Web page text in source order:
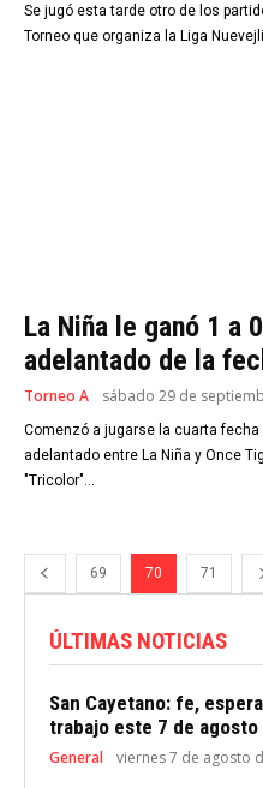
Se jugó esta tarde otro de los
Torneo que organiza la Liga
La Niña le ganó 1 a
adelantado de la
Torneo A sábado 29 de
Comenzó a jugarse la cuarta
adelantado entre La Niña y Once
"Tricolor"...
69 70 71
ÚLTIMAS NOTICIAS
San Cayetano: fe,
trabajo este 7 de agosto
General viernes 7 de agosto